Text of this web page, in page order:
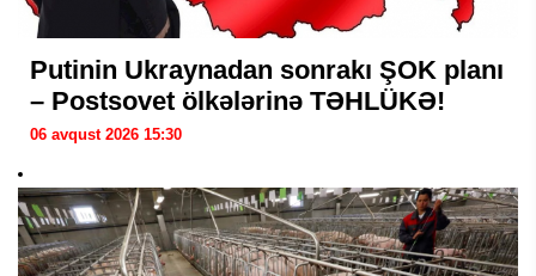
Putinin Ukraynadan sonrakı ŞOK planı
– Postsovet ölkələrinə TƏHLÜKƏ!
06 avqust 2026 15:30